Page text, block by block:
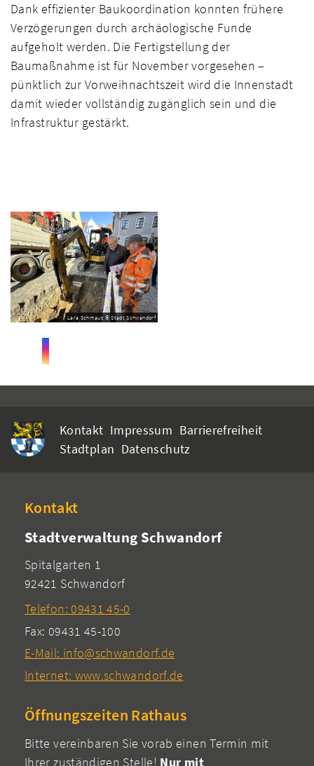
Dank effizienter Baukoordination konnten frühere
Verzögerungen durch archäologische Funde
aufgeholt werden. Die Fertigstellung der
Baumaßnahme ist für November vorgesehen –
pünktlich zur Vorweihnachtszeit wird die Innenstadt
damit wieder vollständig zugänglich sein und die
Infrastruktur gestärkt.
Lara Schmaus © Stadt Schwandorf
Kontakt Impressum Barrierefreiheit
Stadtplan Datenschutz
Kontakt
Stadtverwaltung Schwandorf
Spitalgarten 1
92421 Schwandorf
Telefon: 09431 45-0
Fax: 09431 45-100
E-Mail: info@schwandorf.de
Internet: www.schwandorf.de
Öffnungszeiten Rathaus
Bitte vereinbaren Sie vorab einen Termin mit
Ihrer zuständigen Stelle! Nur mit